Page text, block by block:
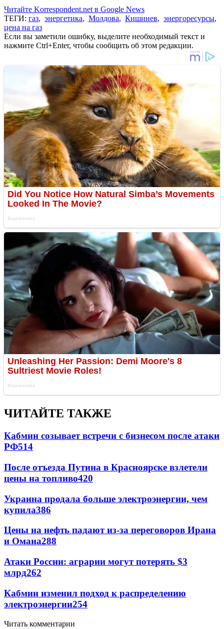
Читайте Korrespondent.net в Google News
ТЕГИ: газ, энергетика, Молдова, Кишинев, энергоресурсы,
цена на газ
Если вы заметили ошибку, выделите необходимый текст и
нажмите Ctrl+Enter, чтобы сообщить об этом редакции.
ЧИТАЙТЕ ТАКЖЕ
Кабмин созывает встречи с бизнесом после атаки
РФ514
После отъезда Путина в Красноярске взлетели
цены на топливо420
Украина продала больше электроэнергии, чем
купила386
Цены на нефть падают из-за переговоров Ирана
и Омана288
Атаки России: аграрии могут потерять $3
млрд262
Кабмин изменил подход к распределению
электроэнергии254
Читать комментарии